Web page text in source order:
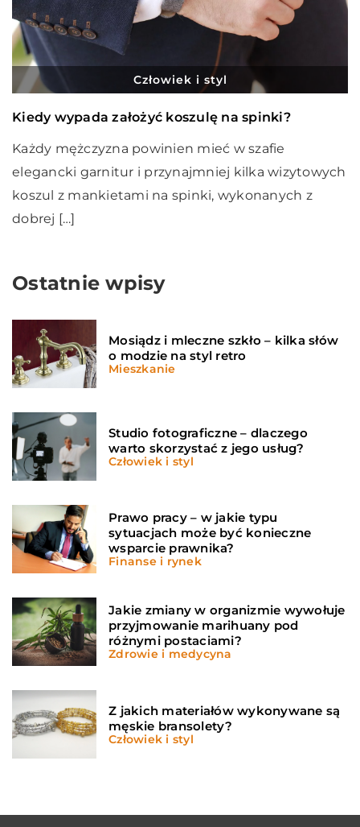
Człowiek i styl
Kiedy wypada założyć koszulę na spinki?
Każdy mężczyzna powinien mieć w szafie
elegancki garnitur i przynajmniej kilka wizytowych
koszul z mankietami na spinki, wykonanych z
dobrej […]
Ostatnie wpisy
Mosiądz i mleczne szkło – kilka słów
o modzie na styl retro
Mieszkanie
Studio fotograficzne – dlaczego
warto skorzystać z jego usług?
Człowiek i styl
Prawo pracy – w jakie typu
sytuacjach może być konieczne
wsparcie prawnika?
Finanse i rynek
Jakie zmiany w organizmie wywołuje
przyjmowanie marihuany pod
różnymi postaciami?
Zdrowie i medycyna
Z jakich materiałów wykonywane są
męskie bransolety?
Człowiek i styl